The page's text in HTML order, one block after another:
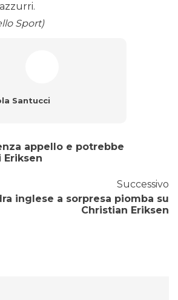
Sport)
Santucci
appello e potrebbe
Eriksen
Successivo
inglese a sorpresa piomba su
Christian Eriksen